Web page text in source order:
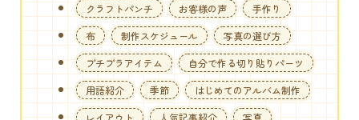
クラフトパンチ
お客様の声
手作り
布
制作スケジュール
写真の選び方
プチプラアイテム
自分で作る切り貼りパーツ
用語紹介
季節
はじめてのアルバム制作
レイアウト
人気記事紹介
写真